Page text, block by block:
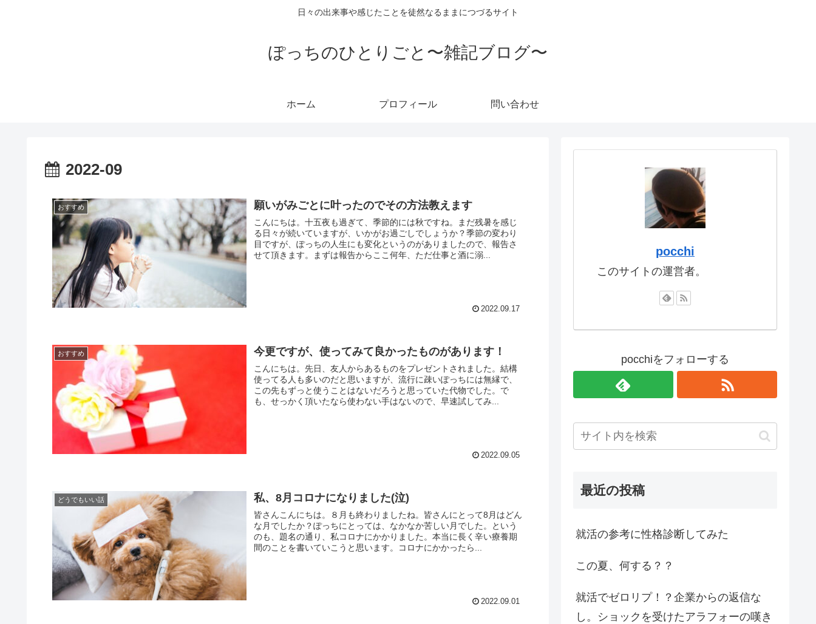
日々の出来事や感じたことを徒然なるままにつづるサイト
ぽっちのひとりごと〜雑記ブログ〜
ホーム プロフィール 問い合わせ
2022-09
おすすめ 願いがみごとに叶ったのでその方法教えます
こんにちは。十五夜も過ぎて、季節的には秋ですね。まだ残暑を感じ
る日々が続いていますが、いかがお過ごしでしょうか？季節の変わり
目ですが、ぽっちの人生にも変化というのがありましたので、報告さ
せて頂きます。まずは報告からここ何年、ただ仕事と酒に溺...
2022.09.17
おすすめ 今更ですが、使ってみて良かったものがあります！
こんにちは。先日、友人からあるものをプレゼントされました。結構
使ってる人も多いのだと思いますが、流行に疎いぽっちには無縁で、
この先もずっと使うことはないだろうと思っていた代物でした。で
も、せっかく頂いたなら使わない手はないので、早速試してみ...
2022.09.05
どうでもいい話 私、8月コロナになりました(泣)
皆さんこんにちは。８月も終わりましたね。皆さんにとって8月はどん
な月でしたか？ぽっちにとっては、なかなか苦しい月でした。という
のも、題名の通り、私コロナにかかりました。本当に長く辛い療養期
間のことを書いていこうと思います。コロナにかかったら...
2022.09.01
pocchi
このサイトの運営者。
pocchiをフォローする
最近の投稿
就活の参考に性格診断してみた
この夏、何する？？
就活でゼロリプ！？企業からの返信な
し。ショックを受けたアラフォーの嘆き